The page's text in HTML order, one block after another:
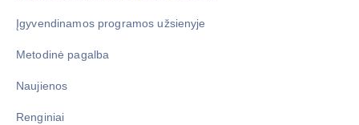
Įgyvendinamos programos užsienyje
Metodinė pagalba
Naujienos
Renginiai